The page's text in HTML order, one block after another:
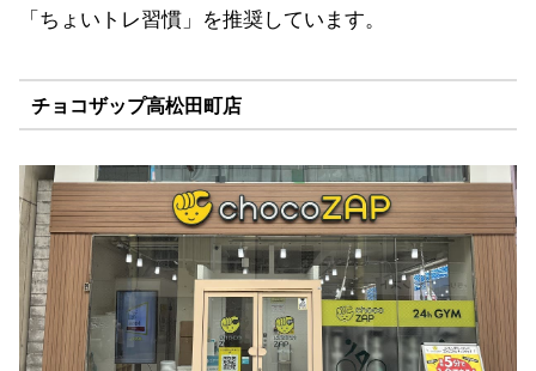
「ちょいトレ習慣」を推奨しています。
チョコザップ高松田町店